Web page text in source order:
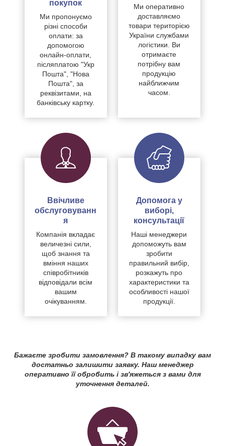
покупок
Ми пропонуємо
різні способи
оплати: за
допомогою
онлайн-оплати,
післяплатою "Укр
Пошта", "Нова
Пошта", за
реквізитами, на
банківську картку.
Ми оперативно
доставляємо
товари територією
України службами
логістики. Ви
отримаєте
потрібну вам
продукцію
найближчим
часом.
Ввічливе
обслуговуванн
я
Компанія вкладає
величезні сили,
щоб знання та
вміння наших
співробітників
відповідали всім
вашим
очікуванням.
Допомога у
виборі,
консультації
Наші менеджери
допоможуть вам
зробити
правильний вибір,
розкажуть про
характеристики та
особливості нашої
продукції.
Бажаєте зробити замовлення? В такому випадку вам
достатньо залишити заявку. Наш менеджер
оперативно її обробить і зв'яжеться з вами для
уточнення деталей.